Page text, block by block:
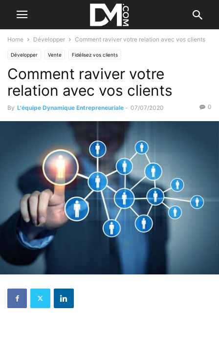
Home Développer Comment raviver votre relation avec vos clients
Développer Vente Fidélisez vos clients
Comment raviver votre
relation avec vos clients
By L'équipe Dynamique Entrepreneuriale - 07/07/2020 0